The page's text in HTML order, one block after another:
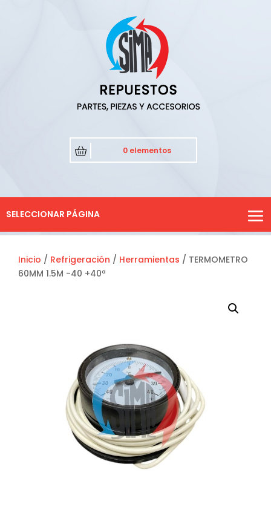
0 elementos
SELECCIONAR PÁGINA
Inicio / Refrigeración / Herramientas / TERMOMETRO
60MM 1.5M -40 +40ª